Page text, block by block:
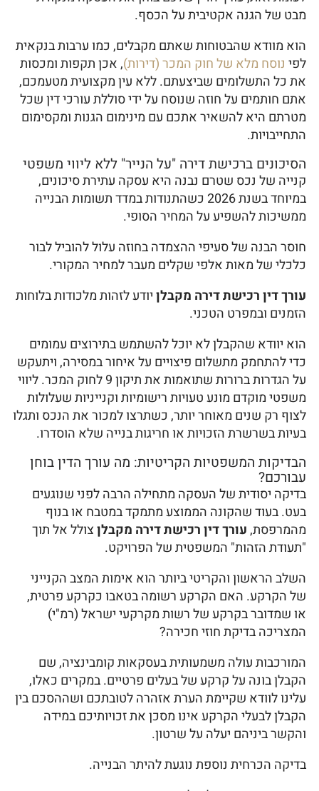
מבט של הגנה אקטיבית על הכסף.
הוא מוודא שהבטוחות שאתם מקבלים, כמו ערבות בנקאית
לפי נוסח מלא של חוק המכר (דירות), אכן תקפות ומכסות
את כל התשלומים שביצעתם. ללא עין מקצועית מטעמכם,
אתם חותמים על חוזה שנוסח על ידי סוללת עורכי דין שכל
מטרתם היא להשאיר אתכם עם מינימום הגנות ומקסימום
התחייבויות.
הסיכונים ברכישת דירה "על הנייר" ללא ליווי משפטי
קנייה של נכס שטרם נבנה היא עסקה עתירת סיכונים,
במיוחד בשנת 2026 כשהתנודות במדד תשומות הבנייה
ממשיכות להשפיע על המחיר הסופי.
חוסר הבנה של סעיפי ההצמדה בחוזה עלול להוביל לבור
כלכלי של מאות אלפי שקלים מעבר למחיר המקורי.
עורך דין רכישת דירה מקבלןיודע לזהות מלכודות בלוחות
הזמנים ובמפרט הטכני.
הוא יוודא שהקבלן לא יוכל להשתמש בתירוצים עמומים
כדי להתחמק מתשלום פיצויים על איחור במסירה, ויתעקש
על הגדרות ברורות שתואמות את תיקון 9 לחוק המכר. ליווי
משפטי מוקדם מונע טעויות רישומיות וקנייניות שעלולות
לצוף רק שנים מאוחר יותר, כשתרצו למכור את הנכס ותגלו
בעיות בשרשרת הזכויות או חריגות בנייה שלא הוסדרו.
הבדיקות המשפטיות הקריטיות: מה עורך הדין בוחן
עבורכם?
בדיקה יסודית של העסקה מתחילה הרבה לפני שנוגעים
בעט. בעוד שהקונה הממוצע מתמקד במטבח או בנוף
מהמרפסת,עורך דין רכישת דירה מקבלןצולל אל תוך
"תעודת הזהות" המשפטית של הפרויקט.
השלב הראשון והקריטי ביותר הוא אימות המצב הקנייני
של הקרקע. האם הקרקע רשומה בטאבו כקרקע פרטית,
או שמדובר בקרקע של רשות מקרקעי ישראל (רמ"י)
המצריכה בדיקת חוזי חכירה?
המורכבות עולה משמעותית בעסקאות קומבינציה, שם
הקבלן בונה על קרקע של בעלים פרטיים. במקרים כאלו,
עלינו לוודא שקיימת הערת אזהרה לטובתכם ושההסכם בין
הקבלן לבעלי הקרקע אינו מסכן את זכויותיכם במידה
והקשר ביניהם יעלה על שרטון.
בדיקה הכרחית נוספת נוגעת להיתר הבנייה.